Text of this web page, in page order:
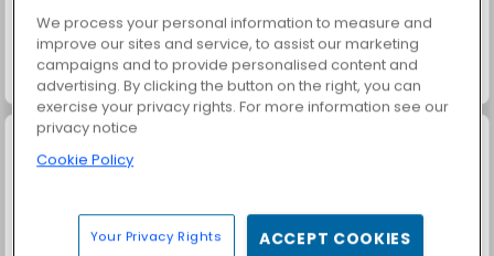
One Escape Royal Story
We process your personal information to measure and
improve our sites and service, to assist our marketing
campaigns and to provide personalised content and
advertising. By clicking the button on the right, you can
exercise your privacy rights. For more information see our
privacy notice
Cookie Policy
Your Privacy Rights ACCEPT COOKIES